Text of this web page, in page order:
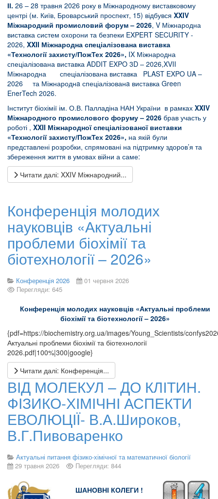
ІІ. 26 – 28 травня 2026 року в Міжнародному виставковому
центрі (м. Київ, Броварський проспект, 15) відбувся XXIV
Міжнародний промисловий форум – 2026, V Міжнародна
виставка систем охорони та безпеки EXPERT SECURITY -
2026, XXII Міжнародна спеціалізована виставка
«Технології захисту/ПожТех 2026», IX Міжнародна
спеціалізована виставка ADDIT EXPO 3D – 2026,XVII
Міжнародна спеціалізована виставка PLAST EXPO UA –
2026 та Міжнароднa спеціалізованa виставка Green
EnerTech 2026.
Інститут біохімії ім. О.В. Палладіна НАН України в рамках XXIV
Міжнародного промислового форуму – 2026 брав участь у
роботі , XXII Міжнародної спеціалізованої виставки
«Технології захисту/ПожТех 2026», на якій були
представлені розробки, спрямовані на підтримку здоров’я та
збереження життя в умовах війни а саме:
Читати далі: XXIV Міжнародний...
Конференція молодих
науковців «Актуальні
проблеми біохімії та
біотехнології – 2026»
Конференція 2026
01 червня 2026
Перегляди: 645
Конференція молодих науковців «Актуальні проблеми
біохімії та біотехнології – 2026»
{pdf=https://biochemistry.org.ua/images/Young_Scientists/
Актуальні проблеми біохімії та біотехнології
2026.pdf|100%|300|google}
Читати далі: Конференція...
ВІД МОЛЕКУЛ – ДО КЛІТИН.
ФІЗИКО-ХІМІЧНІ АСПЕКТИ
ЕВОЛЮЦІЇ- В.А.Широков,
В.Г.Пивоваренко
Актуальні питання фізико-хімічної та математичної біології
29 травня 2026
Перегляди: 844
ШАНОВНІ КОЛЕГИ !